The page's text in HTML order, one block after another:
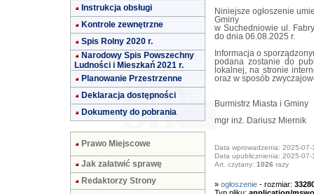
Instrukcja obsługi
Kontrole zewnętrzne
Spis Rolny 2020 r.
Narodowy Spis Powszechny
Ludności i Mieszkań 2021 r.
Planowanie Przestrzenne
Deklaracja dostępności
Dokumenty do pobrania
Prawo Miejscowe
Jak załatwić sprawę
Redaktorzy Strony
Niniejsze ogłoszenie
Gminy
w Suchedniowie ul.
do dnia 06.08.2025 r.
Informacja o
podana zostanie do
lokalnej, na stronie
oraz w sposób
Burmistrz Miasta i Gminy
mgr inż. Dariusz Miernik
Data wprowadzenia: 2025-07-
Data upublicznienia: 2025-07-
Art. czytany: 1026 razy
» ogłoszenie- rozmiar: